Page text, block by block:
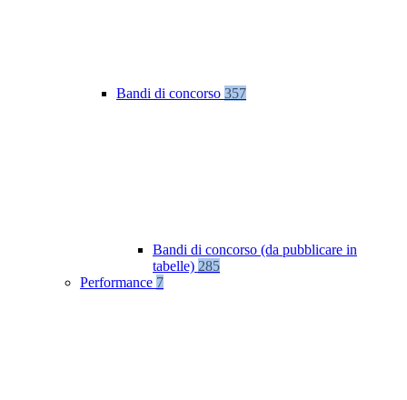
Bandi di concorso 357
Bandi di concorso (da pubblicare in
tabelle) 285
Performance 7